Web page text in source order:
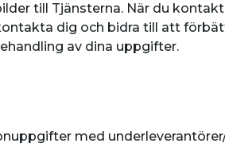
till Tjänsterna. När du
dig och bidra till att
av dina uppgifter.
med